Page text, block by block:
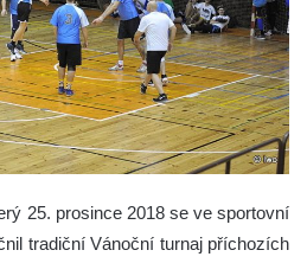
25. prosince 2018 se ve sportovní
tradiční Vánoční turnaj příchozích